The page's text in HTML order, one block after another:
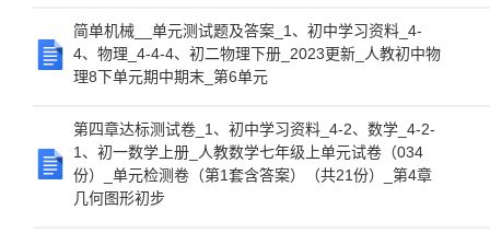
简单机械__单元测试题及答案_1、初中学习资料_4-
4、物理_4-4-4、初二物理下册_2023更新_人教初中物
理8下单元期中期末_第6单元
第四章达标测试卷_1、初中学习资料_4-2、数学_4-2-
1、初一数学上册_人教数学七年级上单元试卷（034
份）_单元检测卷（第1套含答案）（共21份）_第4章
几何图形初步